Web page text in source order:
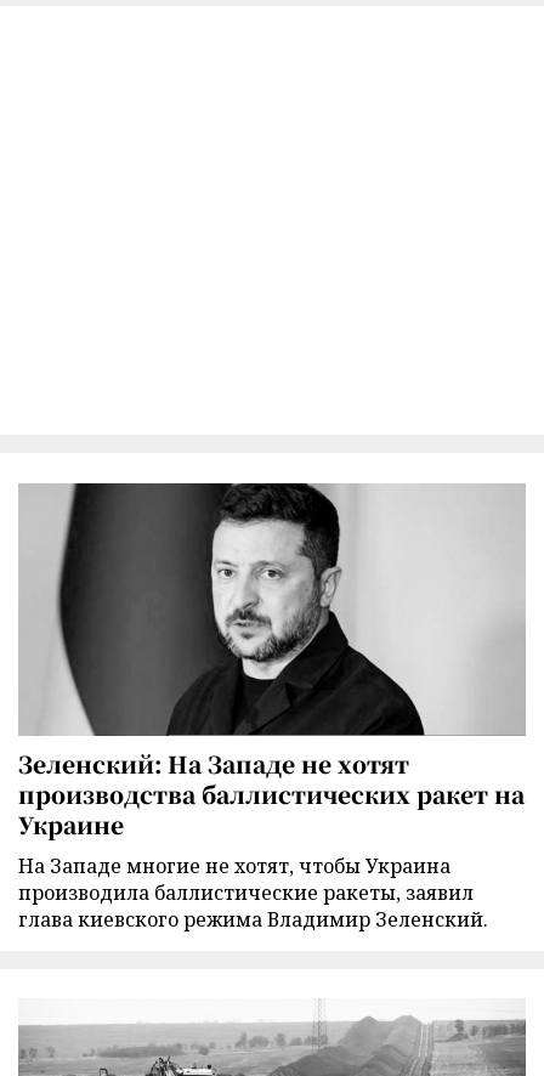
Зеленский: На Западе не хотят
производства баллистических ракет на
Украине
На Западе многие не хотят, чтобы Украина
производила баллистические ракеты, заявил
глава киевского режима Владимир Зеленский.